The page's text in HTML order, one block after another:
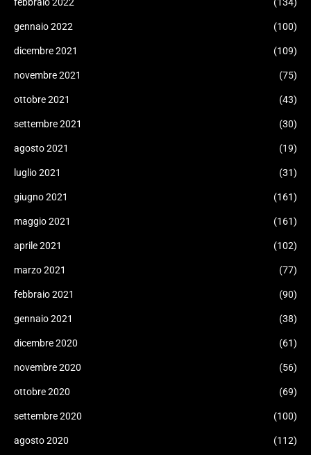
gennaio 2022 (100)
dicembre 2021 (109)
novembre 2021 (75)
ottobre 2021 (43)
settembre 2021 (30)
agosto 2021 (19)
luglio 2021 (31)
giugno 2021 (161)
maggio 2021 (161)
aprile 2021 (102)
marzo 2021 (77)
febbraio 2021 (90)
gennaio 2021 (38)
dicembre 2020 (61)
novembre 2020 (56)
ottobre 2020 (69)
settembre 2020 (100)
agosto 2020 (112)